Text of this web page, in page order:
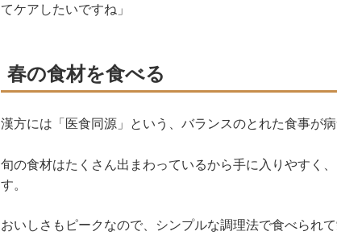
てケアしたいですね」
春の食材を食べる
漢方には「医食同源」という、バランスのとれた食事が
旬の食材はたくさん出まわっているから手に入りやすく
す。
おいしさもピークなので、シンプルな調理法で食べられ